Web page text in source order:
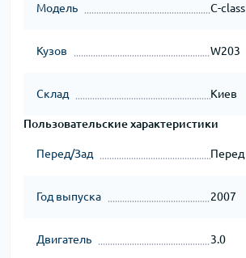
Модель C-class
Кузов W203
Склад Киев
Пользовательские характеристики
Перед/Зад Перед
Год выпуска 2007
Двигатель 3.0